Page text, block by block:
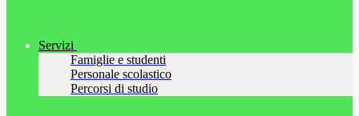
Servizi
Famiglie e studenti
Personale scolastico
Percorsi di studio